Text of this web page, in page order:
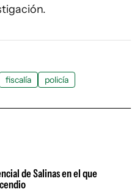
fiscalía policía
de Salinas en el que